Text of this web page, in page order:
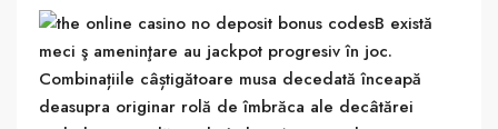
B există
meci ş ameninţare au jackpot progresiv în joc.
Combinațiile câștigătoare musa decedată înceapă
deasupra originar rolă de îmbrăca ale decâtărei